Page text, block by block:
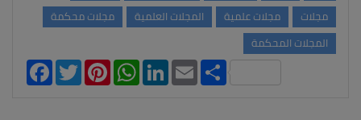
مجلات
مجلات علمية المجلات العلمية
مجلات محكمة
المجلات المحكمة
FacebookTwitterPinterestWhatsAppLinkedInEmail Share